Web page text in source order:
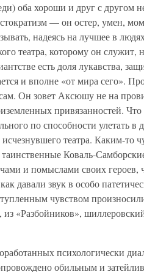
оба хороши и друг с другом
— он остер, умен,
надеясь на лучшее в
театра, которому он служит,
есть доля лукавства,
и вполне «от мира сего».
Он зовет Аксюшу не на
привязанностей. Что
по способности улетать в
театра. Каким-то
Коваль-
и помыслами своих героев,
давали звук в особо
чувством
«Разбойников»,
психологически
обильным и